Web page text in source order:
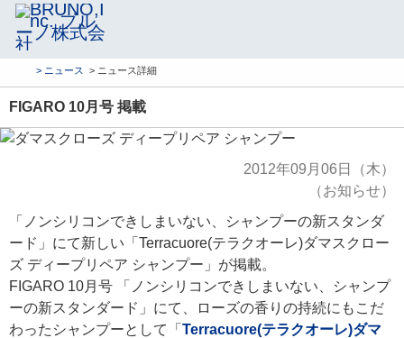
> ニュース > ニュース詳細
FIGARO 10月号 掲載
2012年09月06日（木）
（お知らせ）
「ノンシリコンできしまいない、シャンプーの新スタンダ
ード」にて新しい「Terracuore(テラクオーレ)ダマスクロー
ズ ディープリペア シャンプー」が掲載。
FIGARO 10月号 「ノンシリコンできしまいない、シャンプ
ーの新スタンダード」にて、ローズの香りの持続にもこだ
わったシャンプーとして「 Terracuore(テラクオーレ)ダマ